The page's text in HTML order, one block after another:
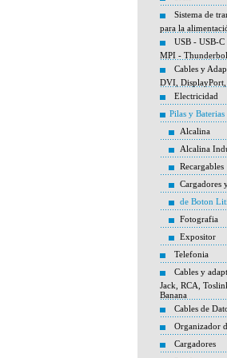
Sistema de
para la
USB - USB-
MPI -
Cables y
DVI,
Electricidad
Pilas y Baterias
Alcalina
Alcalina
Recargables
Cargadores
de Boton
Fotografia
Expositor
Telefonia
Cables y
Jack, RCA,
Banana
Cables de
Organizador
Cargadores